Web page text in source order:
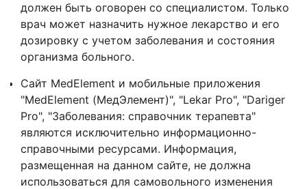
должен быть оговорен со специалистом. Только
врач может назначить нужное лекарство и его
дозировку с учетом заболевания и состояния
организма больного.
Сайт MedElement и мобильные приложения
"MedElement (МедЭлемент)", "Lekar Pro", "Dariger
Pro", "Заболевания: справочник терапевта"
являются исключительно информационно-
справочными ресурсами. Информация,
размещенная на данном сайте, не должна
использоваться для самовольного изменения